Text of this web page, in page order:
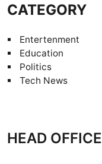
CATEGORY
Entertenment
Education
Politics
Tech News
HEAD OFFICE